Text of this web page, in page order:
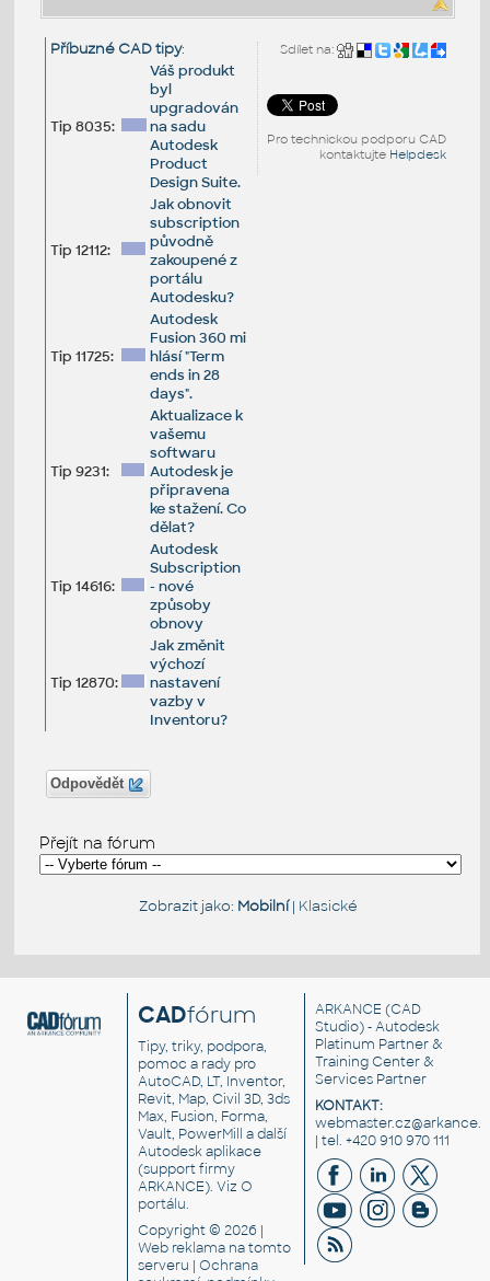
Sdílet na:
Pro technickou podporu CAD
kontaktujte Helpdesk
Příbuzné CAD tipy:
Tip 8035:
Váš produkt
byl
upgradován
na sadu
Autodesk
Product
Design Suite.
Tip 12112:
Jak obnovit
subscription
původně
zakoupené z
portálu
Autodesku?
Tip 11725:
Autodesk
Fusion 360 mi
hlásí "Term
ends in 28
days".
Tip 9231:
Aktualizace k
vašemu
softwaru
Autodesk je
připravena
ke stažení. Co
dělat?
Tip 14616:
Autodesk
Subscription
- nové
způsoby
obnovy
Tip 12870:
Jak změnit
výchozí
nastavení
vazby v
Inventoru?
Odpovědět
Přejít na fórum
Zobrazit jako: Mobilní| Klasické
CADfórum
Tipy, triky, podpora,
pomoc a rady pro
AutoCAD, LT, Inventor,
Revit, Map, Civil 3D, 3ds
Max, Fusion, Forma,
Vault, PowerMill a další
Autodesk aplikace
(support firmy
ARKANCE). VizO
portálu.
Copyright © 2026 |
Web reklama na tomto
serveru |Ochrana
ARKANCE (CAD
Studio) - Autodesk
Platinum Partner &
Training Center &
Services Partner
KONTAKT:
| tel. +420 910 970 111